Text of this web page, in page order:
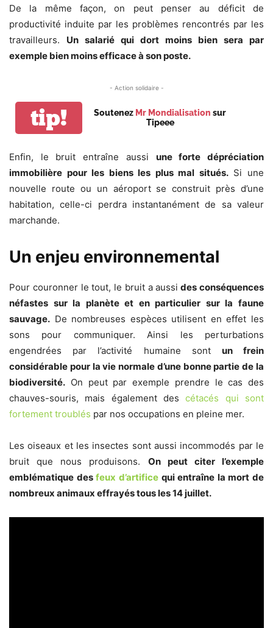
De la même façon, on peut penser au déficit de
productivité induite par les problèmes rencontrés par les
travailleurs. Un salarié qui dort moins bien sera par
exemple bien moins efficace à son poste.
- Action solidaire -
tip! Soutenez Mr Mondialisation sur
Tipeee
Enfin, le bruit entraîne aussi une forte dépréciation
immobilière pour les biens les plus mal situés.Si une
nouvelle route ou un aéroport se construit près d’une
habitation, celle-ci perdra instantanément de sa valeur
marchande.
Un enjeu environnemental
Pour couronner le tout, le bruit a aussi des conséquences
néfastes sur la planète et en particulier sur la faune
sauvage. De nombreuses espèces utilisent en effet les
sons pour communiquer. Ainsi les perturbations
engendrées par l’activité humaine sont un frein
considérable pour la vie normale d’une bonne partie de la
biodiversité. On peut par exemple prendre le cas des
chauves-souris, mais également descétacés qui sont
fortement troublés par nos occupations en pleine mer.
Les oiseaux et les insectes sont aussi incommodés par le
bruit que nous produisons. On peut citer l’exemple
emblématique desfeux d’artificequi entraîne la mort de
nombreux animaux effrayés tous les 14 juillet.